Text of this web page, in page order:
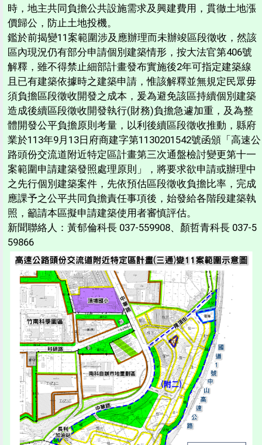
時，地主共同負擔公共設施需求及興建費用，貫徹土地漲
價歸公，防止土地投機。
鑑於前揭變11案範圍涉及應辦理而未辦竣區段徵收，然該
區內現況仍有部分申請個別建築情形，按大法官第406號
解釋，雖不得禁止細部計畫發布實施後2年可指定建築線
且已有建築依據時之建築申請，惟該解釋並無規定民眾毋
須負擔區段徵收開發之成本，爰為避免該區持續個別建築
造成後續區段徵收開發執行(財務)負擔急遽加重，及為整
體開發公平負擔原則考量，以利後續區段徵收推動，縣府
業於113年9月13日府商建字第1130201542號函頒「高速公
路頭份交流道附近特定區計畫第三次通盤檢討變更第十一
案範圍申請建築發照處理原則」，將要求欲申請或辦理中
之先行個別建築案件，先依預估區段徵收負擔比率，完成
應課予之公平共同負擔責任事項後，始發給各階段建築執
照，籲請本區擬申請建築使用者審慎評估。
新聞聯絡人：黃郁倫科長 037-559908、顏哲青科長 037-5
59866